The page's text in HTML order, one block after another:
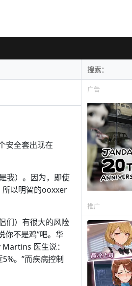
安全套出现在
我）。因为，即使
所以明智的ooxxer
们）有很大的风险
你不是鸡”吧。华
医生说：
。”而疾病控制
广告
推广